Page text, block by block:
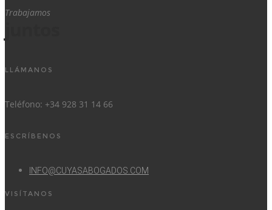
Trabajamos
LLÁMANOS
Teléfono: +34 928 31 14 66
ESCRÍBENOS
INFO@CUYASABOGADOS.COM
VISÍTANOS